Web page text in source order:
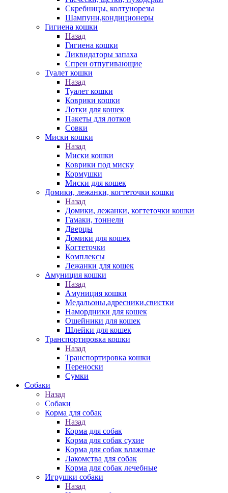
Скребницы, колтунорезы
Шампуни,кондиционеры
Гигиена кошки
Назад
Гигиена кошки
Ликвидаторы запаха
Спреи отпугивающие
Туалет кошки
Назад
Туалет кошки
Коврики кошки
Лотки для кошек
Пакеты для лотков
Совки
Миски кошки
Назад
Миски кошки
Коврики под миску
Кормушки
Миски для кошек
Домики, лежанки, когтеточки кошки
Назад
Домики, лежанки, когтеточки кошки
Гамаки, тоннели
Дверцы
Домики для кошек
Когтеточки
Комплексы
Лежанки для кошек
Амуниция кошки
Назад
Амуниция кошки
Медальоны,адресники,свистки
Намордники для кошек
Ошейники для кошек
Шлейки для кошек
Транспортировка кошки
Назад
Транспортировка кошки
Переноски
Сумки
Собаки
Назад
Собаки
Корма для собак
Назад
Корма для собак
Корма для собак сухие
Корма для собак влажные
Лакомства для собак
Корма для собак лечебные
Игрушки собаки
Назад